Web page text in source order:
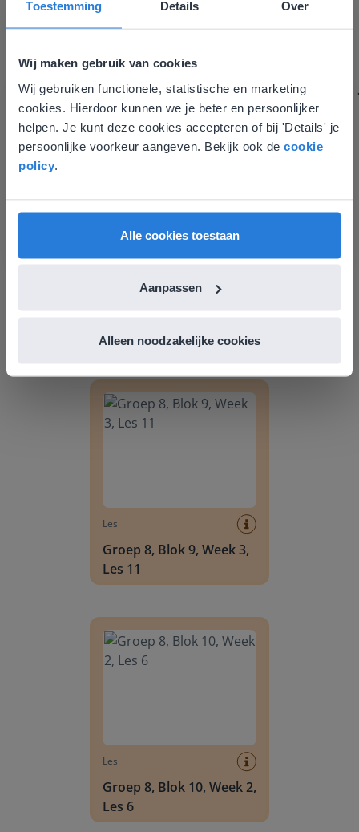
Toestemming Details Over
Wij maken gebruik van cookies
Wij gebruiken functionele, statistische en marketing
cookies. Hierdoor kunnen we je beter en persoonlijker
helpen. Je kunt deze cookies accepteren of bij 'Details' je
persoonlijke voorkeur aangeven. Bekijk ook de cookie
policy
Alle cookies toestaan
Aanpassen
Alleen noodzakelijke cookies
Gynzy maakt het lesgeven zoveel eenvoudiger én
aantrekkelijker voor zowel de leerkracht als de
om echt elke leerling de nodige aandacht te geven.
Zinloos tijdsverlies van o.a. verbeteren en extra
werkblaadjes maken is definitief voorbij.
Juf Els
Leefschool Het Droomschip
Ontdek meer!
Groep 8, Blok 9, Week 3, Les 11
Les
Groep 8, Blok 9, Week 3,
Les 11
Les
Groep 8, Blok 10, Week 2,
Les 6
Deze website komt niet
overeen met je locatie
Gezien je locatie, denken we dat je misschien
liever naar de website voor English gaat. Hier
English
Vlaanderen